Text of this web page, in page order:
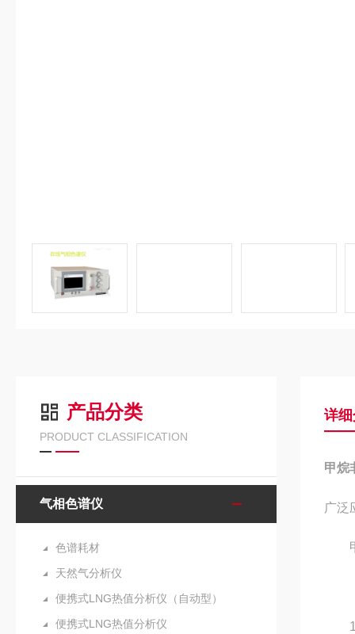
产品分类
PRODUCT CLASSIFICATION
气相色谱仪
色谱耗材
天然气分析仪
便携式LNG热值分析仪（自动型）
便携式LNG热值分析仪
详
甲烷
广泛
甲
1